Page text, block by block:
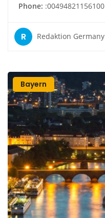
Phone: :00494821156100
R Redaktion Germany
Bayern